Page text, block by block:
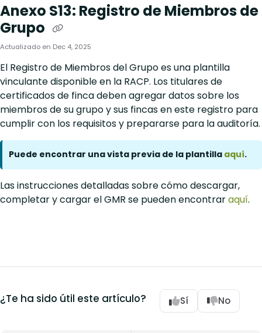
Anexo S13: Registro de Miembros de
Grupo
Actualizado en Dec 4, 2025
El Registro de Miembros del Grupo es una plantilla
vinculante disponible en la RACP. Los titulares de
certificados de finca deben agregar datos sobre los
miembros de su grupo y sus fincas en este registro para
cumplir con los requisitos y prepararse para la auditoría.
Puede encontrar una vista previa de la plantilla aquí.
Las instrucciones detalladas sobre cómo descargar,
completar y cargar el GMR se pueden encontraraquí.
¿Te ha sido útil este artículo? Sí No